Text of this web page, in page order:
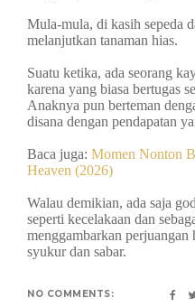
Mula-mula, di kasih sepeda
melanjutkan tanaman hias.
Suatu ketika, ada seorang
karena yang biasa bertugas
Anaknya pun berteman
disana dengan pendapatan
Baca juga: Momen Nonton
Heaven (2026)
Walau demikian, ada saja
seperti kecelakaan dan
menggambarkan perjuangan
syukur dan sabar.
NO COMMENTS: